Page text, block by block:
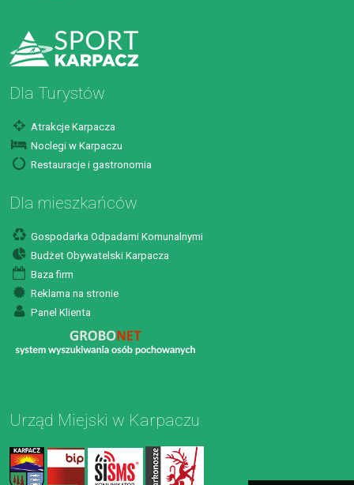
Dla Turystów
Atrakcje Karpacza
Noclegi w Karpaczu
Restauracje i gastronomia
Dla mieszkańców
Gospodarka Odpadami Komunalnymi
Budżet Obywatelski Karpacza
Baza firm
Reklama na stronie
Panel Klienta
Urząd Miejski w Karpaczu